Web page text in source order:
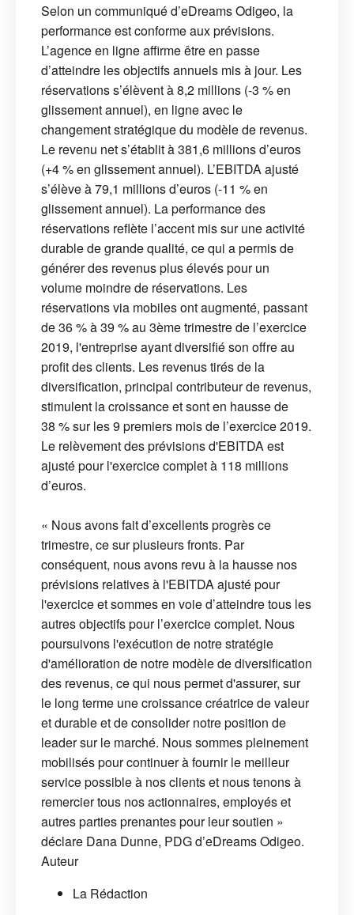
Selon un communiqué d’eDreams Odigeo, la
performance est conforme aux prévisions.
L’agence en ligne affirme être en passe
d’atteindre les objectifs annuels mis à jour. Les
réservations s’élèvent à 8,2 millions (-3 % en
glissement annuel), en ligne avec le
changement stratégique du modèle de revenus.
Le revenu net s’établit à 381,6 millions d’euros
(+4 % en glissement annuel). L’EBITDA ajusté
s’élève à 79,1 millions d’euros (-11 % en
glissement annuel). La performance des
réservations reflète l’accent mis sur une activité
durable de grande qualité, ce qui a permis de
générer des revenus plus élevés pour un
volume moindre de réservations. Les
réservations via mobiles ont augmenté, passant
de 36 % à 39 % au 3ème trimestre de l’exercice
2019, l'entreprise ayant diversifié son offre au
profit des clients. Les revenus tirés de la
diversification, principal contributeur de revenus,
stimulent la croissance et sont en hausse de
38 % sur les 9 premiers mois de l’exercice 2019.
Le relèvement des prévisions d'EBITDA est
ajusté pour l'exercice complet à 118 millions
d’euros.
« Nous avons fait d’excellents progrès ce
trimestre, ce sur plusieurs fronts. Par
conséquent, nous avons revu à la hausse nos
prévisions relatives à l'EBITDA ajusté pour
l'exercice et sommes en voie d’atteindre tous les
autres objectifs pour l’exercice complet. Nous
poursuivons l'exécution de notre stratégie
d'amélioration de notre modèle de diversification
des revenus, ce qui nous permet d'assurer, sur
le long terme une croissance créatrice de valeur
et durable et de consolider notre position de
leader sur le marché. Nous sommes pleinement
mobilisés pour continuer à fournir le meilleur
service possible à nos clients et nous tenons à
remercier tous nos actionnaires, employés et
autres parties prenantes pour leur soutien »
déclare Dana Dunne, PDG d’eDreams Odigeo.
Auteur
La Rédaction